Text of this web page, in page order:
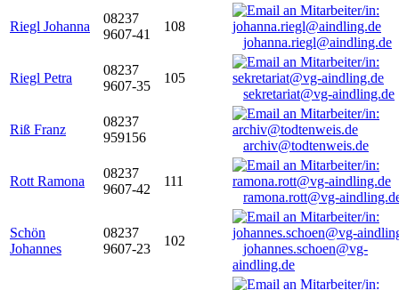
Riegl Johanna
08237
9607-41
108
johanna.riegl@aindling.de
Riegl Petra
08237
9607-35
105
sekretariat@vg-aindling.de
Riß Franz
08237
959156
archiv@todtenweis.de
Rott Ramona
08237
9607-42
111
ramona.rott@vg-
Schön
Johannes
08237
9607-23
102
johannes.schoen@vg-
aindling.de